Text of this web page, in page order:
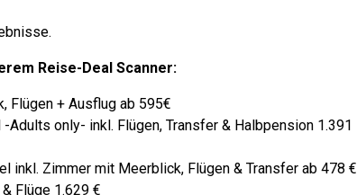
Reise-Deal Scanner:
Flügen + Ausflug ab 595€
only- inkl. Flügen, Transfer & Halbpension 1.391
inkl. Zimmer mit Meerblick, Flügen & Transfer ab 478 €
Flüge 1.629 €